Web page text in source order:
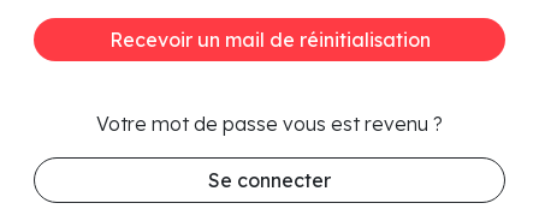
Recevoir un mail de réinitialisation
Votre mot de passe vous est revenu ?
Se connecter